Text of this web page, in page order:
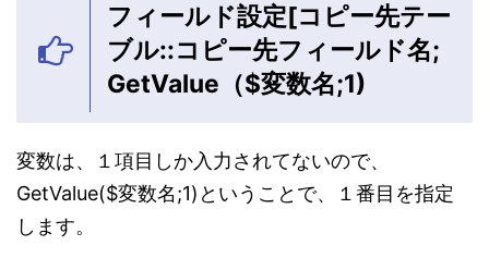
フィールド設定[コピー先テー
ブル::コピー先フィールド名;
GetValue（$変数名;1)
変数は、１項目しか入力されてないので、
GetValue($変数名;1)ということで、１番目を指定
します。